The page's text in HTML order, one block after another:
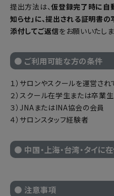
提出方法は、仮登録完了時に自
知らせ」に、提出される証明書
添付してご返信をお願いいたしま
● ご利用可能な方の条件
１）サロンやスクールを運営さ
２）スクール在学生または卒業生
３）JNAまたはINA協会の会員
４）サロンスタッフ経験者
● 中国・上海・台湾・タイに
● 注意事項